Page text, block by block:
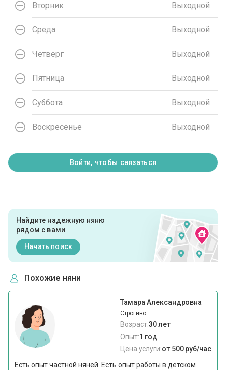
Вторник Выходной
Среда Выходной
Четверг Выходной
Пятница Выходной
Суббота Выходной
Воскресенье Выходной
Войти, чтобы связаться
Найдите надежную няню
рядом с вами
Начать поиск
Похожие няни
Тамара Александровна
Строгино
Возраст:30 лет
Опыт:1 год
Цена услуги:от 500 руб/час
Есть опыт частной няней. Есть опыт работы в детском